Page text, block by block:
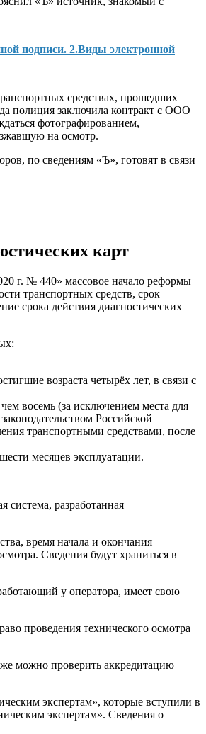
подписи. 2.Виды электронной
средствах, прошедших
полиция заключила контракт с ООО
фотографированием,
на осмотр.
по сведениям «Ъ», готовят в связи
карт
г. № 440» массовое начало реформы
транспортных средств, срок
срока действия диагностических
возраста четырёх лет, в связи с
восемь (за исключением места для
Российской
транспортными средствами, после
месяцев эксплуатации.
разработанная
время начала и окончания
Сведения будут храниться в
у оператора, имеет свою
проведения технического осмотра
же можно проверить аккредитацию
экспертам», которые вступили в
экспертам». Сведения о